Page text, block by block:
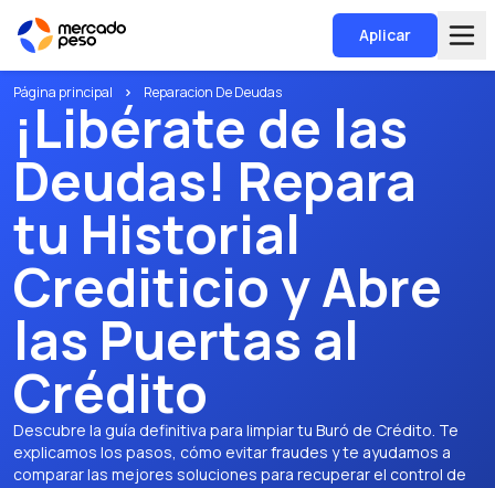
Aplicar
Página principal Reparacion De Deudas
¡Libérate de las
Deudas! Repara
tu Historial
Crediticio y Abre
las Puertas al
Crédito
Descubre la guía definitiva para limpiar tu Buró de Crédito. Te
explicamos los pasos, cómo evitar fraudes y te ayudamos a
comparar las mejores soluciones para recuperar el control de